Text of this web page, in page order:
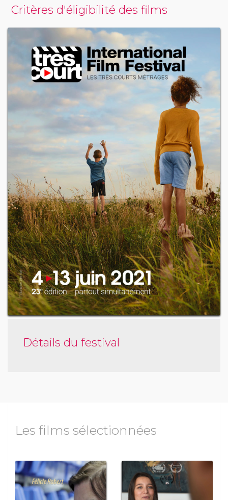
Détails du festival
Critères d'éligibilité des films
Les films sélectionnées
drame